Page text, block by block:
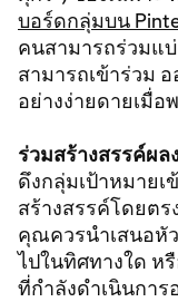
บอร์ดกลุ่มบน
คนสามารถร่วมแ
สามารถเข้าร่วม
อย่างง่ายดายเมื่อ
ร่วมสร้างสรรค์ผ
ดึงกลุ่มเป้าหมาย
สร้างสรรค์โดยต
คุณควรนำเสนอหั
ไปในทิศทางใด ห
ที่กำลังดำเนินการ